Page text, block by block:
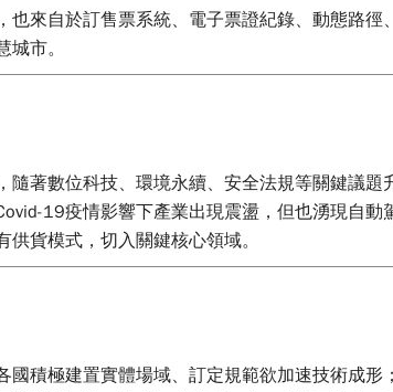
來自於訂售票系統、電子票證紀錄、動態路
市。
著數位科技、環境永續、安全法規等關鍵議題
19疫情影響下產業出現震盪，但也湧現自
貨模式，切入關鍵核心領域。
積極建置實體場域、訂定規範欲加速技術成